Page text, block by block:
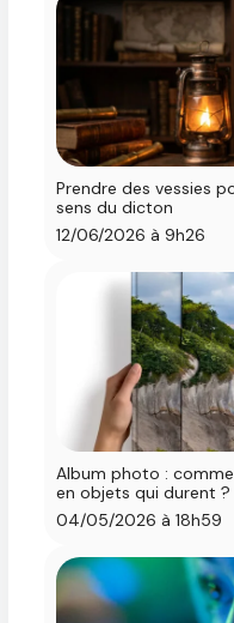
Prendre des vessies
sens du dicton
12/06/2026 à 9h26
Album photo :
en objets qui durent ?
04/05/2026 à 18h59